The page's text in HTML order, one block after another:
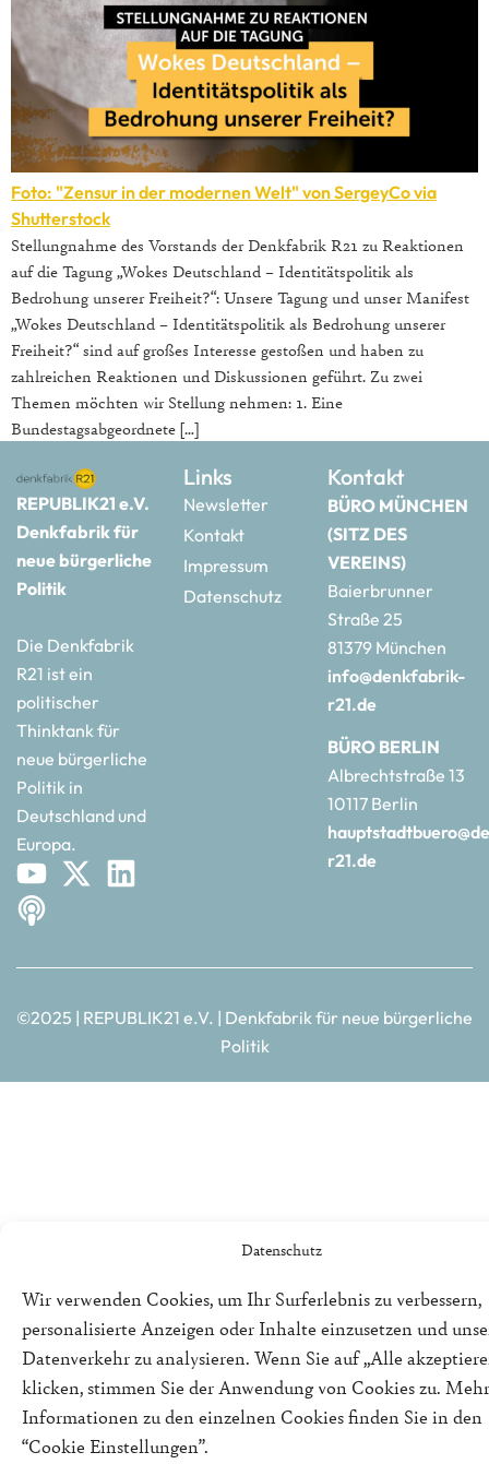
Datenschutz
Wir verwenden Cookies, um Ihr Surferlebnis zu verbessern,
personalisierte Anzeigen oder Inhalte einzusetzen und
Datenverkehr zu analysieren. Wenn Sie auf „Alle
klicken, stimmen Sie der Anwendung von Cookies zu. Mehr
Informationen zu den einzelnen Cookies finden Sie in den
“Cookie Einstellungen”.
Foto: "Zensur in der modernen Welt" von SergeyCo via
Shutterstock
Stellungnahme des Vorstands der Denkfabrik R21 zu Reaktionen
auf die Tagung „Wokes Deutschland – Identitätspolitik als
Bedrohung unserer Freiheit?“: Unsere Tagung und unser Manifest
„Wokes Deutschland – Identitätspolitik als Bedrohung unserer
Freiheit?“ sind auf großes Interesse gestoßen und haben zu
zahlreichen Reaktionen und Diskussionen geführt. Zu zwei
Themen möchten wir Stellung nehmen: 1. Eine
Bundestagsabgeordnete […]
REPUBLIK21 e.V.
Denkfabrik für
neue bürgerliche
Politik
Die Denkfabrik
R21 ist ein
politischer
Thinktank für
neue bürgerliche
Politik in
Deutschland und
Europa.
Links
Newsletter
Kontakt
Impressum
Datenschutz
Kontakt
BÜRO MÜNCHEN
(SITZ DES
VEREINS)
Baierbrunner
Straße 25
81379 München
info@denkfabrik-
r21.de
BÜRO BERLIN
Albrechtstraße 13
10117 Berlin
r21.de
©2025 | REPUBLIK21 e.V. | Denkfabrik für neue bürgerliche
Politik